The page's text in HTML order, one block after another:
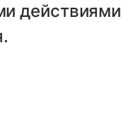
действиями